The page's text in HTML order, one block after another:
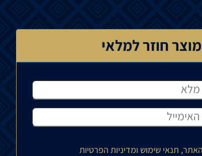
חוזר למלאי
תנאי שימוש ומדיניות הפרטיות